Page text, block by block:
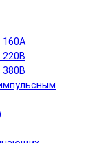
160А
220В
380В